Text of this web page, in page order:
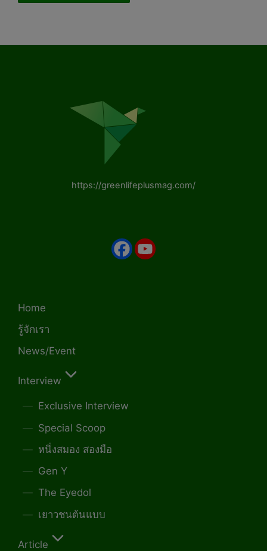
https://greenlifeplusmag.com/
Home
รู้จักเรา
News/Event
Interview
Exclusive Interview
Special Scoop
หนึ่งสมอง สองมือ
Gen Y
The Eyedol
เยาวชนต้นแบบ
Article